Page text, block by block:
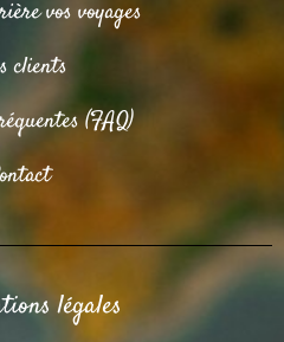
vos voyages
clients
(FAQ)
légales